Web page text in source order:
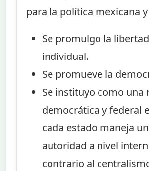
para la política mexicana
Se promulgo la libertad
individual.
Se promueve la
Se instituyo como una
democrática y federal
cada estado maneja
autoridad a nivel
contrario al